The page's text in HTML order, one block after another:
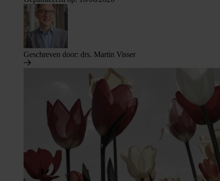
Geschreven door: drs. Martin Visser